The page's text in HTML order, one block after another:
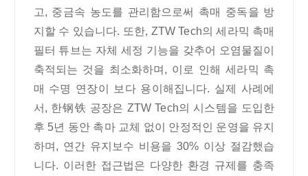
고, 중금속 농도를 관리함으로써 촉매 중독을 방
지할 수 있습니다. 또한, ZTW Tech의 세라믹 촉매
필터 튜브는 자체 세정 기능을 갖추어 오염물질이
축적되는 것을 최소화하며, 이로 인해 세라믹 촉
매 수명 연장이 보다 용이해집니다. 실제 사례에
서, 한钢铁 공장은 ZTW Tech의 시스템을 도입한
후 5년 동안 촉마 교체 없이 안정적인 운영을 유지
하며, 연간 유지보수 비용을 30% 이상 절감했습
니다. 이러한 접근법은 다양한 환경 규제를 충족